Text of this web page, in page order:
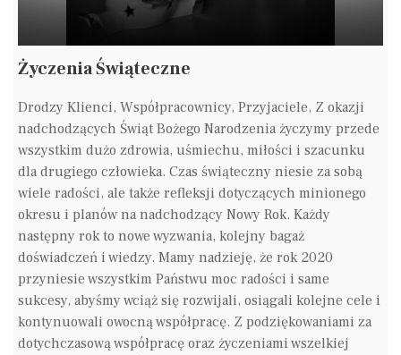
Życzenia Świąteczne
Drodzy Klienci, Współpracownicy, Przyjaciele, Z okazji
nadchodzących Świąt Bożego Narodzenia życzymy przede
wszystkim dużo zdrowia, uśmiechu, miłości i szacunku
dla drugiego człowieka. Czas świąteczny niesie za sobą
wiele radości, ale także refleksji dotyczących minionego
okresu i planów na nadchodzący Nowy Rok. Każdy
następny rok to nowe wyzwania, kolejny bagaż
doświadczeń i wiedzy. Mamy nadzieję, że rok 2020
przyniesie wszystkim Państwu moc radości i same
sukcesy, abyśmy wciąż się rozwijali, osiągali kolejne cele i
kontynuowali owocną współpracę. Z podziękowaniami za
dotychczasową współpracę oraz życzeniami wszelkiej